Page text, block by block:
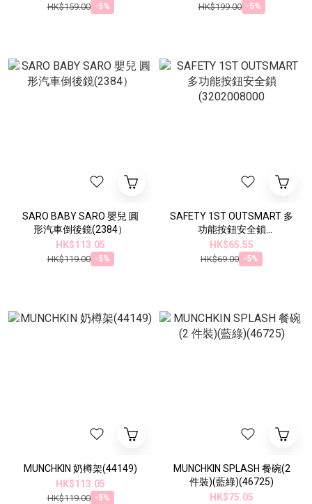
HK$159.00 -5% HK$199.00 -5%
SARO BABY SARO 嬰兒 圓
形汽車倒後鏡(2384）
HK$113.05
HK$119.00 -5%
SAFETY 1ST OUTSMART 多
功能按鈕安全鎖
(3202008000
HK$65.55
HK$69.00 -5%
MUNCHKIN 奶樽架(44149)
HK$113.05
HK$119.00 -5%
MUNCHKIN SPLASH 餐碗(2
件裝)(藍綠)(46725)
HK$75.05